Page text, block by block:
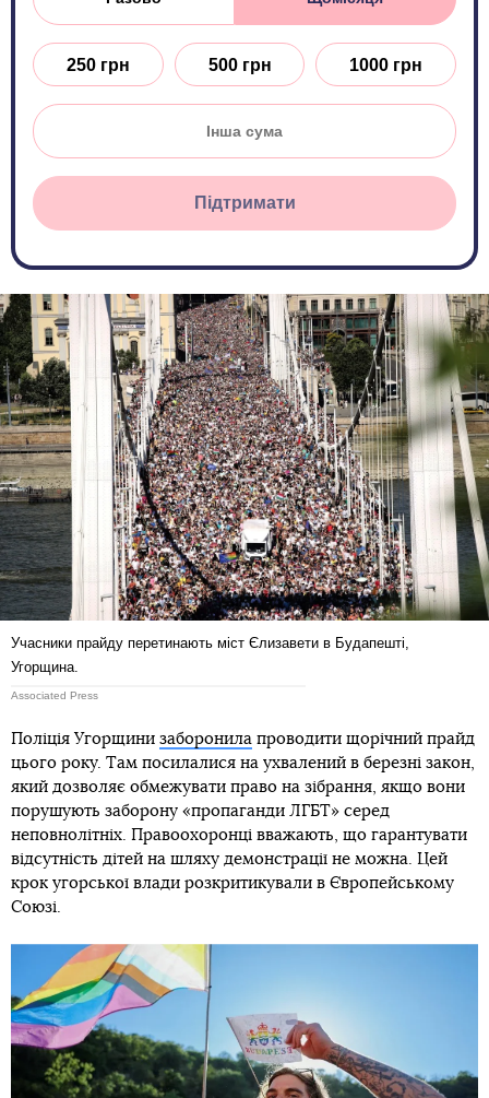
250 грн 500 грн 1000 грн
Підтримати
Учасники прайду перетинають міст Єлизавети в Будапешті,
Угорщина.
Associated Press
Поліція Угорщини заборонила проводити щорічний прайд
цього року. Там посилалися на ухвалений в березні закон,
який дозволяє обмежувати право на зібрання, якщо вони
порушують заборону «пропаганди ЛГБТ» серед
неповнолітніх. Правоохоронці вважають, що гарантувати
відсутність дітей на шляху демонстрації не можна. Цей
крок угорської влади розкритикували в Європейському
Союзі.